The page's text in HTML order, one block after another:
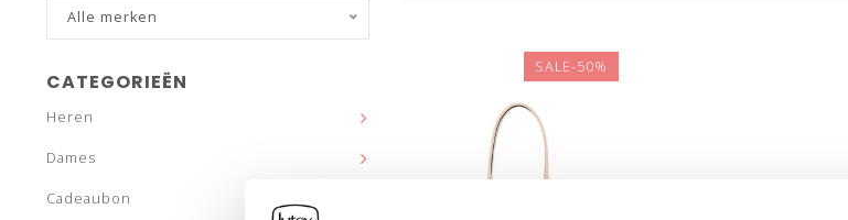
Alle merken
CATEGORIEËN
Heren
Dames
Cadeaubon
SALE-50%